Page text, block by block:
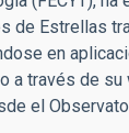
de Estrellas
en
a través de
el